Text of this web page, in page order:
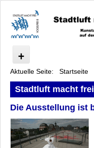
Vogelfrei
Ausstellung
Programm
Stadtluft im Gespräch
Stadtluft-Picknick
Künstler
Anfahrt
Aktuelle Seite: Startseite
Stadtluft macht
Die Ausstellung ist